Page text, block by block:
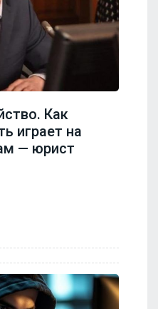
Как
играет на
— юрист